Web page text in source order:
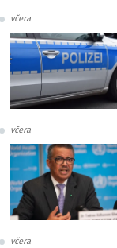
včera
včera
včera